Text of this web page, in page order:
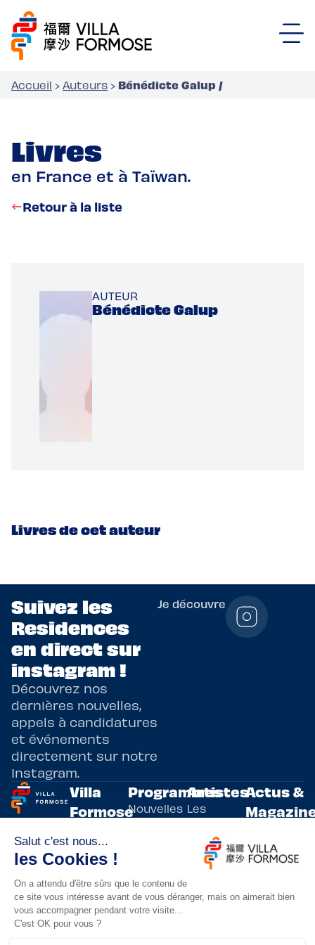
Accueil › Auteurs › Bénédicte Galup /
Livres
en France et à Taïwan.
Retour à la liste
AUTEUR
Bénédicte Galup
Livres de cet auteur
Suivez les
Residences
en direct sur
instagram !
Découvrez nos
dernières nouvelles,
appels à candidatures
et événements
directement sur notre
Instagram.
Je découvre
Programmes
de
résidences
artistiques
bilatérales,
entre la
France et
Taïwan.
Villa
Formose
Adoptez
un artiste
Lieux de
résidence
Programmes
Nouvelles
écritures
Arts
vivants
innovants
Artistes
Les
artistes
résidents
Evènements
Actus &
actualités